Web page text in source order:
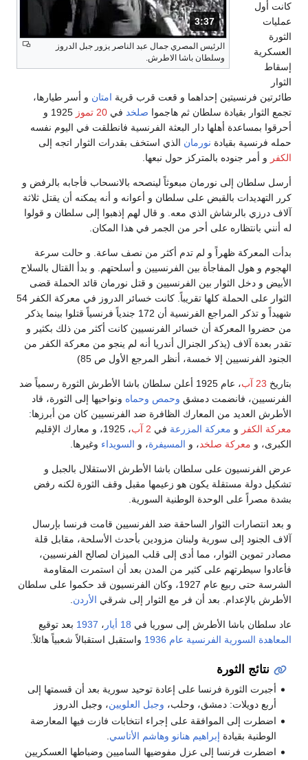
المدة: دقائق و 37 ثواني.
3:37
الرئيس المصري جمال عبد الناصر يزور جبل الدروز
وسلطان باشا الاطرش.
كانت أول
عمليات
الثورة
العسكرية
إسقاط
الثوار
طائرتين فرنسيتين إحداهما و قعت قرب قرية امتان و أسر طيارها،
تجمع الثوار بقيادة سلطان ثم هاجموا صلخد في 20 تموز
1925 و
أحرقوا بمساعدة أهلها دار البعثة الفرنسية فانطلقت في اليوم نفسه
حمله فرنسية بقيادة نورمان الذي استخف بقدرات الثوار اتجه إلى
الكفر و أمر جنوده بالمتركز حول نبعها.
أرسل سلطان إلى نورمان مبعوثاً لينصحه بالانسحاب فأجابه بالرفض و
كرر التهديدات بالقبض على سلطان و أعوانه و أنه يمكنه أن يقتل ثلاثة
آلاف درزي بالرشاش الذي معه. و قال لهم إذهبوا إلى سلطان و قولوا
له أنني بانتظاره على أحر من الجمر في هذا المكان.
بدأت المعركة ظهراً و لم تدم أكثر من نصف ساعة. و حالت سرعة
الهجوم و هول المفاجأة بين الفرنسيين و أسلحتهم. و بدأ القتال بالسلاح
الأبيض و دخل الثوار بين الفرنسيين و قتل نورمان قائد الحملة قضى
الثوار على الحملة كلها تقريباً. كانت خسائر الدروز في معركة الكفر 54
شهيداً و تذكر المراجع الفرنسية أن 172 جندياً فرنسياً قتلوا بينما يذكر
من حضروا المعركة أن خسائر الفرنسيين كانت أكثر من ذلك بكثير و
تقدر بعدة آلاف (يذكر الجنرال أندريا أنه لم ينجو من معركة الكفر من
الجنود الفرنسيين إلا خمسة، أنظر المرجع الأول ص 85)
بتاريخ 23 آب
، عام 1925 أعلن سلطان باشا الأطرش الثورة رسمياً ضد
الفرنسيين، فانضمت دمشق وحمص وحماه ونواحيها إلى الثورة، قاد
الأطرش العديد من المعارك الظافرة ضد الفرنسيين كان من أبرزها:
معركة الكفر و معركة المزرعة في 2 آب
، 1925، و معارك الإقليم
الكبرى، و معركة صلخد، و المسيفرة، و السويداء وغيرها.
عرض الفرنسيون على سلطان باشا الأطرش الاستقلال بالجبل و
تشكيل دولة مستقلة يكون هو زعيمها مقبل وقف الثورة لكنه رفض
بشدة مصراً على الوحدة الوطنية السورية.
و بعد انتصارات الثوار الساحقة ضد الفرنسيين قامت فرنسا بإرسال
آلاف الجنود إلى سورية ولبنان مزودين بأحدث الأسلحة، مقابل قلة
مصادر تموين الثوار، مما أدى إلى قلب الميزان لصالح الفرنسيين،
فأعادوا سيطرتهم على كثير من المدن بعد أن استمرت المقاومة
الشرسة حتى ربيع عام 1927، وكان الفرنسيون قد حكموا على سلطان
الأطرش بالإعدام. بعد أن فر مع الثوار إلى شرقي الأردن.
عاد سلطان باشا الأطرش إلى سوريا في 18 أيار ، 1937 بعد توقيع
المعاهدة السورية الفرنسية عام 1936
واستقبل استقبالاً شعبياً هائلاً.
نتائج الثورة
أجبرت الثورة فرنسا على إعادة توحيد سورية بعد أن قسمتها إلى
أربع دويلات: دمشق، وحلب، وجبل العلويين، وجبل الدروز
اضطرت إلى الموافقة على إجراء انتخابات فازت فيها المعارضة
الوطنية بقيادة إبراهيم هنانو وهاشم الأتاسي
اضطرت فرنسا إلى عزل مفوضيها الساميين وضباطها العسكريين